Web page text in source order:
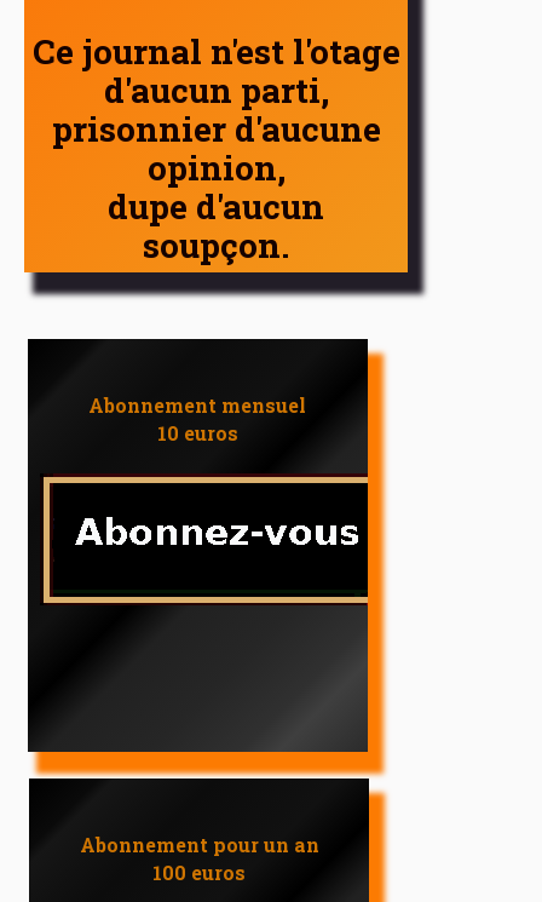
Ce journal n'est l'otage
d'aucun parti,
prisonnier d'aucune
opinion,
dupe d'aucun
soupçon.
Abonnement mensuel
10 euros
Abonnement pour un an
100 euros